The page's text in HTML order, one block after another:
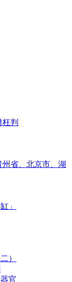
判
省、北京市、湖
」
）
官